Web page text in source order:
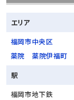
エリア
福岡市中央区
薬院
薬院伊福町
駅
福岡市地下鉄